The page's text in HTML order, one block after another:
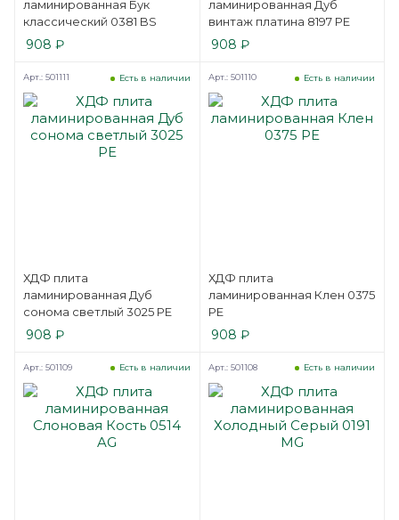
ламинированная Бук
классический 0381 BS
908 ₽
ламинированная Дуб
винтаж платина 8197 PE
908 ₽
ХДФ плита
ламинированная Дуб
сонома светлый 3025 PE
Есть в наличии
Арт.: 501111
908 ₽
ХДФ плита
ламинированная Клен 0375
PE
Есть в наличии
Арт.: 501110
908 ₽
Есть в наличии
Арт.: 501109 Есть в наличии
Арт.: 501108